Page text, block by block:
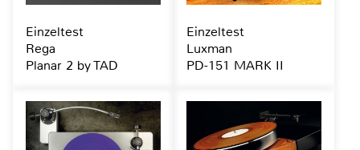
Einzeltest
Rega
Planar 2 by TAD
Einzeltest
Luxman
PD-151 MARK II